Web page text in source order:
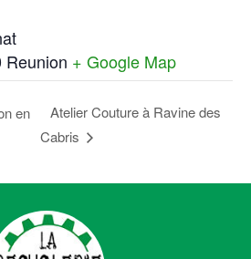
Reunion + Google Map
en
Atelier Couture à Ravine des
Cabris